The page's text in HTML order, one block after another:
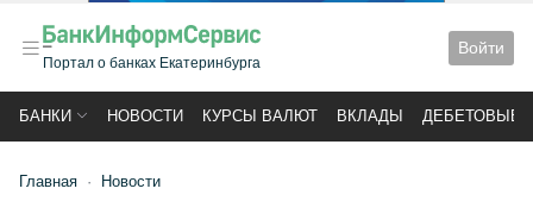
Портал о банках Екатеринбурга
Войти
БАНКИ НОВОСТИ КУРСЫ ВАЛЮТ ВКЛАДЫ ДЕБЕТОВЫЕ
Главная Новости